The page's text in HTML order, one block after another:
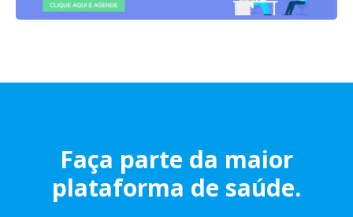
Faça parte da maior
plataforma de saúde.